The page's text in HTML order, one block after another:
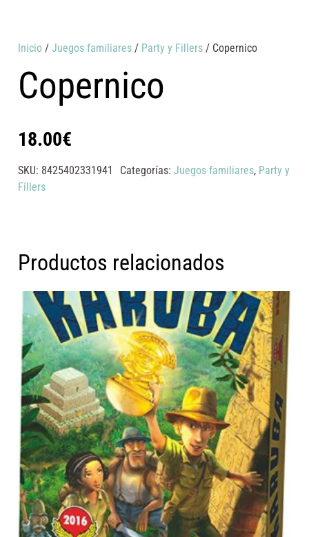
Inicio /Juegos familiares / Party y Fillers / Copernico
Copernico
18.00€
SKU: 8425402331941 Categorías: Juegos familiares, Party y
Fillers
Productos relacionados